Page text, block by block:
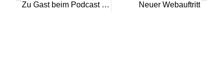
Zu Gast beim Podcast zugehOERt: Die lernende OER-Strategie
Neuer Webauftritt